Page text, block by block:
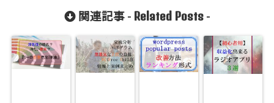
関連記事 - Related Posts-